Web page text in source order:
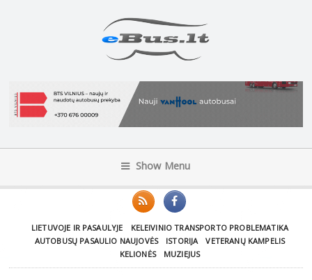
Show Menu
LIETUVOJE IR PASAULYJE
KELEIVINIO TRANSPORTO PROBLEMATIKA
AUTOBUSŲ PASAULIO NAUJOVĖS
ISTORIJA
VETERANŲ KAMPELIS
KELIONĖS
MUZIEJUS